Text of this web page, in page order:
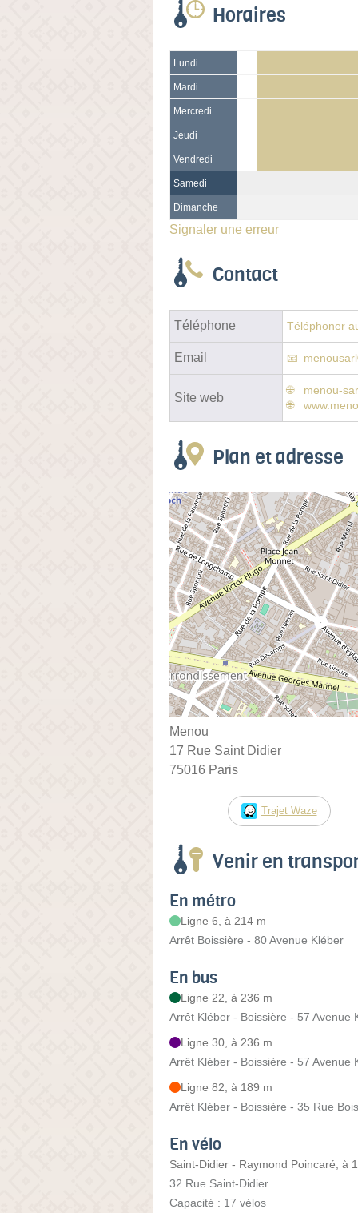
Horaires
Lundi
Mardi
Mercredi
Jeudi
Vendredi
Samedi
Dimanche
Signaler une erreur
Contact
Téléphone Téléphoner
Email
Site web
menou-
Plan et adresse
Menou
17 Rue Saint Didier
75016 Paris
Trajet Waze
Venir en
En métro
Ligne 6, à 214 m
Arrêt Boissière - 80 Avenue Kléber
En bus
Ligne 22, à 236 m
Arrêt Kléber - Boissière - 57 Avenue
Ligne 30, à 236 m
Arrêt Kléber - Boissière - 57 Avenue
Ligne 82, à 189 m
Arrêt Kléber - Boissière - 35 Rue
En vélo
Saint-Didier - Raymond Poincaré, à
32 Rue Saint-Didier
Capacité : 17 vélos